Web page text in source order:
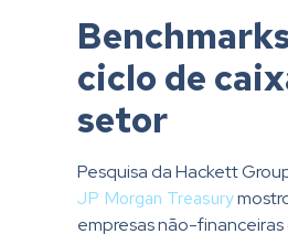
ciclo de
setor
Pesquisa da Hackett
JP Morgan Treasury
empresas não-financeiras